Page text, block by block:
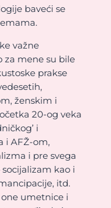
baveći se
važne
za mene su bile
prakse
ženskim i
20-og veka
i
i AFŽ-om,
i pre svega
kao i
itd.
umetnice i